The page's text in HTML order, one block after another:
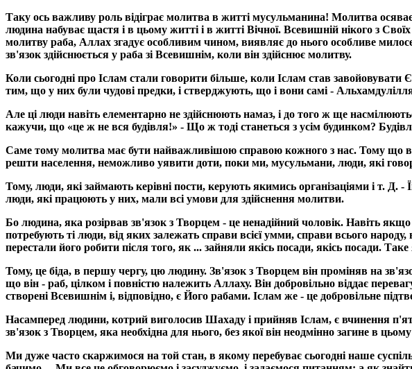
Таку ось важливу роль відіграє молитва в житті мусульманина! Молитва
людина набуває щастя і в цьому житті і в житті Вічної. Всевишній нікого з
молитву раба, Аллах згадує особливим чином, виявляє до нього особливе
зв'язок здійснюється у раба зі Всевишнім, коли він здійснює молитву.
Коли сьогодні про Іслам стали говорити більше, коли Іслам став
тим, що у них були чудові предки, і стверджують, що і вони самі -
Але ці люди навіть елементарно не здійснюють намаз, і до того ж ще
кажучи, що «це ж не вся будівля!» - Що ж тоді станеться з усім будинком?
Саме тому молитва має бути найважливішою справою кожного з нас. Тому що
решти населення, неможливо уявити доти, поки ми, мусульмани, люди, які
Тому, люди, які займають керівні пости, керують якимись організаціями і т. Д.
люди, які працюють у них, мали всі умови для здійснення молитви.
Бо людина, яка розірвав зв'язок з Творцем - це ненадійний чоловік. Навіть
потребують ті люди, від яких залежать справи всієї умми, справи всього
перестали його робити після того, як ... зайняли якісь посади, якісь посади.
Тому, це біда, в першу чергу, цю людину. Зв'язок з Творцем він проміняв на
що він - раб, цілком і повністю належить Аллаху. Він добровільно віддає
створені Всевишнім і, відповідно, є Його рабами. Іслам же - це добровільне
Насамперед людини, котрий виголосив Шахаду і прийняв Іслам, є вчинення
зв'язок з Творцем, яка необхідна для нього, без якої він неодмінно загине в
Ми дуже часто скаржимося на той стан, в якому перебуває сьогодні наше